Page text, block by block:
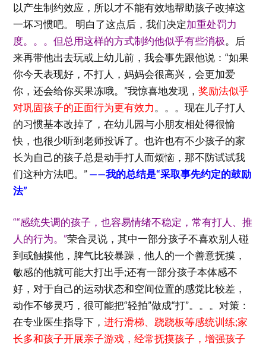
以产生制约效应，所以才不能有效地帮助孩子改掉这
一坏习惯吧。 明白了这点后，我们决定加重处罚力
度。。。但总用这样的方式制约他似乎有些消极。后
来再带他出去玩或上幼儿前，我会事先跟他说：“如果
你今天表现好，不打人，妈妈会很高兴，会更加爱
你，还会给你买果冻哦。”我惊喜地发现，奖励法似乎
对巩固孩子的正面行为更有效力。。。现在儿子打人
的习惯基本改掉了，在幼儿园与小朋友相处得很愉
快，也很少听到老师投诉了。也许也有不少孩子的家
长为自己的孩子总是动手打人而烦恼，那不防试试我
们这种方法吧。”——我的总结是“采取事先约定的鼓励
法”
““感统失调的孩子，也容易情绪不稳定，常有打人、推
人的行为。”荣合灵说，其中一部分孩子不喜欢别人碰
到或触摸他，脾气比较暴躁，他人的一个善意抚摸，
敏感的他就可能大打出手;还有一部分孩子本体感不
好，对于自己的运动状态和空间位置的感觉比较差，
动作不够灵巧，很可能把“轻拍”做成“打”。。。对策：
在专业医生指导下，进行滑梯、跷跷板等感统训练;家
长多和孩子开展亲子游戏，经常抚摸孩子，增强孩子